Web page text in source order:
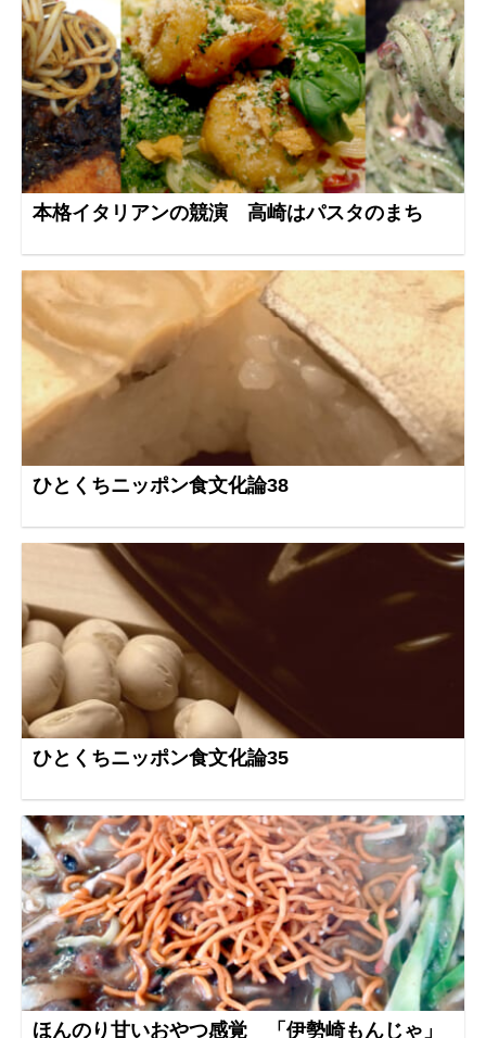
本格イタリアンの競演 高崎はパスタのまち
ひとくちニッポン食文化論38
ひとくちニッポン食文化論35
ほんのり甘いおやつ感覚 「伊勢崎もんじゃ」